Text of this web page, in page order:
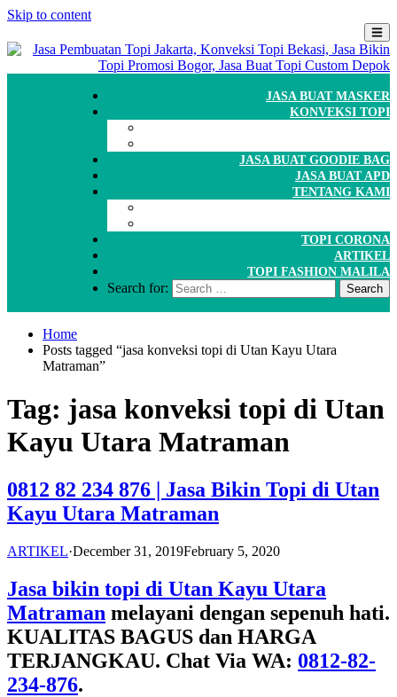
Skip to content
JASA BUAT MASKER
KONVEKSI TOPI
JASA BUAT GOODIE BAG
JASA BUAT APD
TENTANG KAMI
TOPI CORONA
ARTIKEL
TOPI FASHION MALILA
Search for:
Home
Posts tagged “jasa konveksi topi di Utan Kayu Utara
Matraman”
Tag: jasa konveksi topi di Utan
Kayu Utara Matraman
0812 82 234 876 | Jasa Bikin Topi di Utan
Kayu Utara Matraman
ARTIKEL·December 31, 2019February 5, 2020
Jasa bikin topi di Utan Kayu Utara
Matraman melayani dengan sepenuh hati.
KUALITAS BAGUS dan HARGA
TERJANGKAU. Chat Via WA: 0812-82-
234-876.